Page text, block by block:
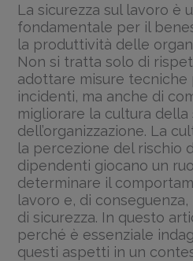
La sicurezza sul lavoro è
fondamentale per il
la produttività delle
Non si tratta solo di
adottare misure
incidenti, ma anche di
migliorare la cultura della
dell’organizzazione. La
la percezione del rischio
dipendenti giocano un
determinare il
lavoro e, di
di sicurezza. In questo
perché è essenziale
questi aspetti in un